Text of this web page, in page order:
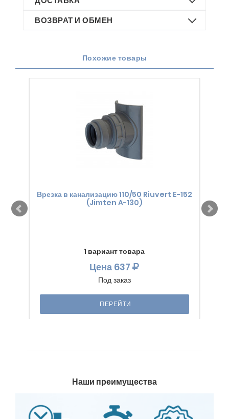
ВОЗВРАТ И ОБМЕН
Похожие товары
Врезка в канализацию 110/50 Riuvert E-152
(Jimten A-130)
1 вариант товара
Цена 637
Под заказ
ПЕРЕЙТИ
Наши преимущества